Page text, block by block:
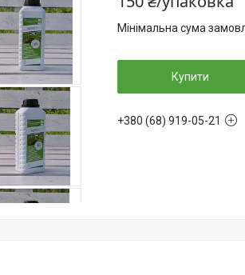
Мінімальна сума
Купити
+380 (68) 919-05-21